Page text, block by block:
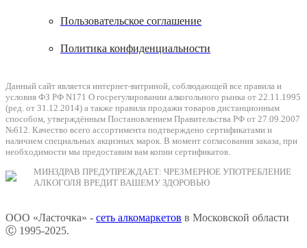
Пользовательское соглашение
Политика конфиденциальности
Данный сайт является интернет-витриной, соблюдающей все правила и
условия ФЗ РФ N171 О госрегулировании алкогольного рынка от 22.11.1995
(ред. от 31.12.2014) а также правила продажи товаров дистанционным
способом, утверждённым Постановлением Правительства РФ от 27.09.2007
№612. Качество всего ассортимента подтверждено сертификатами и
наличием специальных акцизных марок. В момент согласования заказа, при
необходимости мы предоставим вам копии сертификатов.
МИНЗДРАВ ПРЕДУПРЕЖДАЕТ: ЧРЕЗМЕРНОЕ УПОТРЕБЛЕНИЕ
АЛКОГОЛЯ ВРЕДИТ ВАШЕМУ ЗДОРОВЬЮ
ООО «Ласточка» - сеть алкомаркетов в Московской области
Ⓒ 1995-2025.